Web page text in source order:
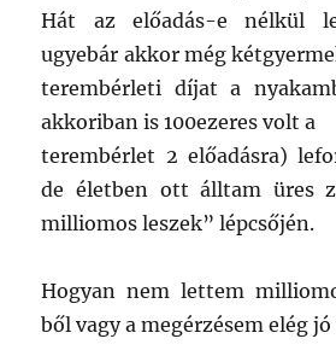
Hát az előadás-e nélkül
ugyebár akkor még
terembérleti díjat a
akkoriban is 100ezeres volt a
terembérlet 2 előadásra)
de életben ott álltam üres
milliomos leszek” lépcsőjén.
Hogyan nem lettem
ből vagy a megérzésem elég